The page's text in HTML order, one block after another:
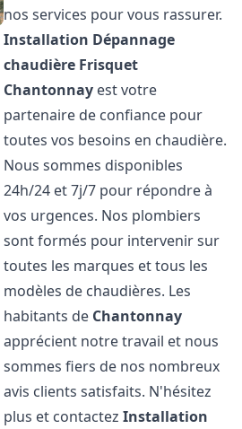
nos services pour vous rassurer.
Installation Dépannage
chaudière Frisquet
Chantonnay est votre
partenaire de confiance pour
toutes vos besoins en chaudière.
Nous sommes disponibles
24h/24 et 7j/7 pour répondre à
vos urgences. Nos plombiers
sont formés pour intervenir sur
toutes les marques et tous les
modèles de chaudières. Les
habitants de Chantonnay
apprécient notre travail et nous
sommes fiers de nos nombreux
avis clients satisfaits. N'hésitez
plus et contactezInstallation